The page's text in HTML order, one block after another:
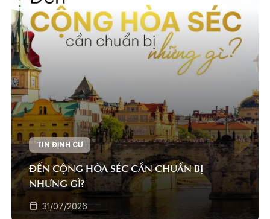
TIN ĐỊNH CƯ
ĐẾN CỘNG HÒA SÉC CẦN CHUẨN BỊ
NHỮNG GÌ?
31/07/2026